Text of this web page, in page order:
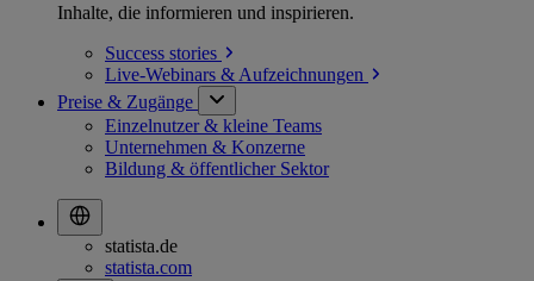
Inhalte, die informieren und inspirieren.
Success stories
Live-Webinars & Aufzeichnungen
Preise & Zugänge
Einzelnutzer & kleine Teams
Unternehmen & Konzerne
Bildung & öffentlicher Sektor
statista.de
statista.com